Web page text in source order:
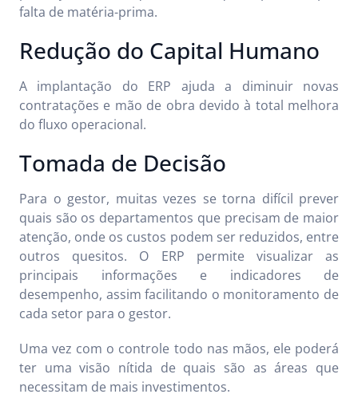
falta de matéria-prima.
Redução do Capital Humano
A implantação do ERP ajuda a diminuir novas
contratações e mão de obra devido à total melhora
do fluxo operacional.
Tomada de Decisão
Para o gestor, muitas vezes se torna difícil prever
quais são os departamentos que precisam de maior
atenção, onde os custos podem ser reduzidos, entre
outros quesitos. O ERP permite visualizar as
principais informações e indicadores de
desempenho, assim facilitando o monitoramento de
cada setor para o gestor.
Uma vez com o controle todo nas mãos, ele poderá
ter uma visão nítida de quais são as áreas que
necessitam de mais investimentos.